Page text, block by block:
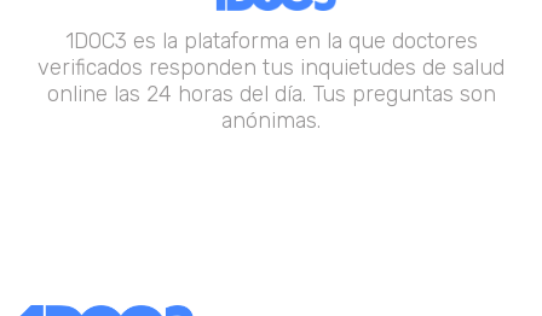
1DOC3 es la plataforma en la que doctores
verificados responden tus inquietudes de salud
online las 24 horas del día. Tus preguntas son
anónimas.